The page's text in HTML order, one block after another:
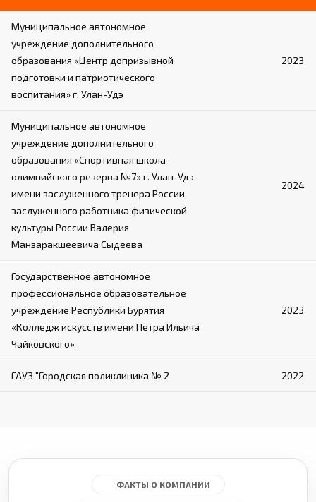
Муниципальное автономное
учреждение дополнительного
образования «Центр допризывной
подготовки и патриотического
воспитания» г. Улан-Удэ
2023
Муниципальное автономное
учреждение дополнительного
образования «Спортивная школа
олимпийского резерва №7» г. Улан-Удэ
имени заслуженного тренера России,
заслуженного работника физической
культуры России Валерия
Манзаракшеевича Сыдеева
2024
Государственное автономное
профессиональное образовательное
учреждение Республики Бурятия
«Колледж искусств имени Петра Ильича
Чайковского»
2023
ГАУЗ "Городская поликлиника № 2 2022
ФАКТЫ О КОМПАНИИ